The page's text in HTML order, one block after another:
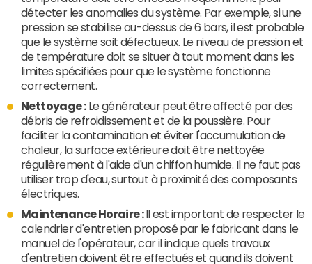
détecter les anomalies du système. Par exemple, si une
pression se stabilise au-dessus de 6 bars, il est probable
que le système soit défectueux. Le niveau de pression et
de température doit se situer à tout moment dans les
limites spécifiées pour que le système fonctionne
correctement.
Nettoyage :Le générateur peut être affecté par des
débris de refroidissement et de la poussière. Pour
faciliter la contamination et éviter l'accumulation de
chaleur, la surface extérieure doit être nettoyée
régulièrement à l'aide d'un chiffon humide. Il ne faut pas
utiliser trop d'eau, surtout à proximité des composants
électriques.
MaintenanceHoraire :Il est important de respecter le
calendrier d'entretien proposé par le fabricant dans le
manuel de l'opérateur, car il indique quels travaux
d'entretien doivent être effectués et quand ils doivent